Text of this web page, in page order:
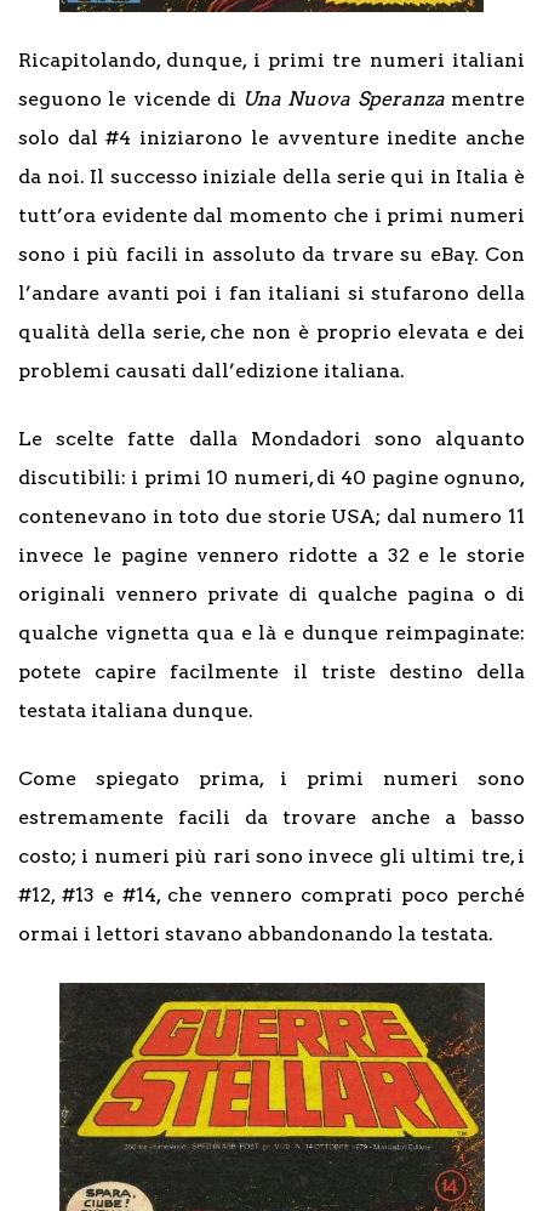
Ricapitolando, dunque, i primi tre numeri italiani
seguono le vicende di Una Nuova Speranzamentre
solo dal #4 iniziarono le avventure inedite anche
da noi. Il successo iniziale della serie qui in Italia è
tutt’ora evidente dal momento che i primi numeri
sono i più facili in assoluto da trvare su eBay. Con
l’andare avanti poi i fan italiani si stufarono della
qualità della serie, che non è proprio elevata e dei
problemi causati dall’edizione italiana.
Le scelte fatte dalla Mondadori sono alquanto
discutibili: i primi 10 numeri, di 40 pagine ognuno,
contenevano in toto due storie USA; dal numero 11
invece le pagine vennero ridotte a 32 e le storie
originali vennero private di qualche pagina o di
qualche vignetta qua e là e dunque reimpaginate:
potete capire facilmente il triste destino della
testata italiana dunque.
Come spiegato prima, i primi numeri sono
estremamente facili da trovare anche a basso
costo; i numeri più rari sono invece gli ultimi tre, i
#12, #13 e #14, che vennero comprati poco perché
ormai i lettori stavano abbandonando la testata.